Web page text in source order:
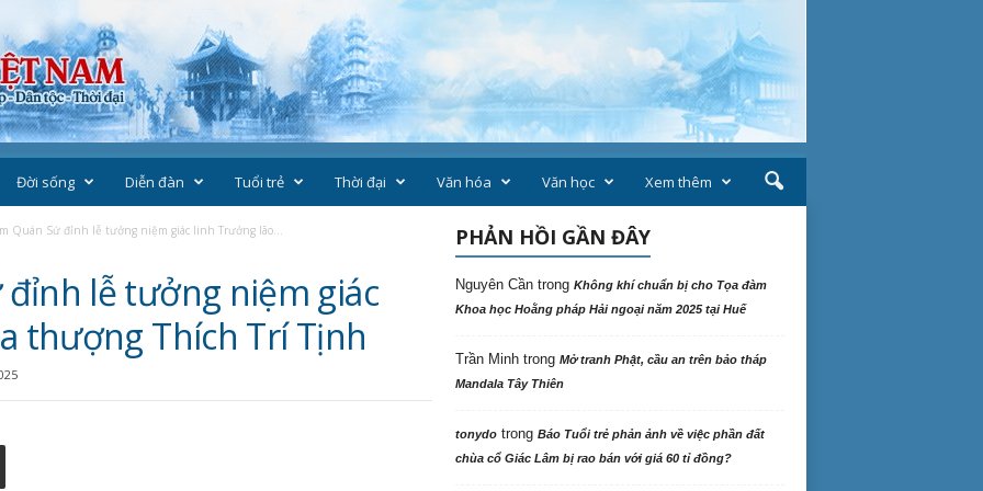
Đời sống Diễn đàn Tuổi trẻ Thời đại Văn hóa Văn học Xem thêm
Quán Sứ đỉnh lễ tưởng niệm giác linh Trưởng lão...
lễ tưởng niệm giác
thượng Thích Trí Tịnh
PHẢN HỒI GẦN ĐÂY
Nguyên Cầntrong Không khí chuẩn bị cho Tọa đàm
Khoa học Hoằng pháp Hải ngoại năm 2025 tại Huế
Trần Minhtrong Mở tranh Phật, cầu an trên bảo tháp
Mandala Tây Thiên
tonydotrong Báo Tuổi trẻ phản ảnh về việc phần đất
chùa cổ Giác Lâm bị rao bán với giá 60 tỉ đồng?